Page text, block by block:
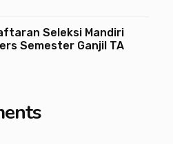
Seleksi Mandiri
Semester Ganjil TA